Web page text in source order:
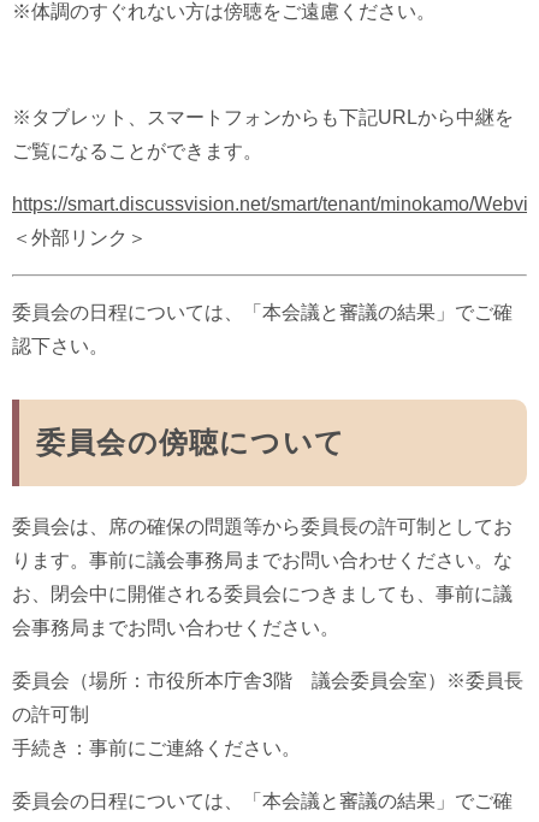
※体調のすぐれない方は傍聴をご遠慮ください。
※タブレット、スマートフォンからも下記URLから中継を
ご覧になることができます。
https://smart.discussvision.net/smart/tenant/minokamo/
＜外部リンク＞
委員会の日程については、「本会議と審議の結果」でご確
認下さい。
委員会の傍聴について
委員会は、席の確保の問題等から委員長の許可制としてお
ります。事前に議会事務局までお問い合わせください。な
お、閉会中に開催される委員会につきましても、事前に議
会事務局までお問い合わせください。
委員会（場所：市役所本庁舎3階 議会委員会室）※委員長
の許可制
手続き：事前にご連絡ください。
委員会の日程については、「本会議と審議の結果」でご確